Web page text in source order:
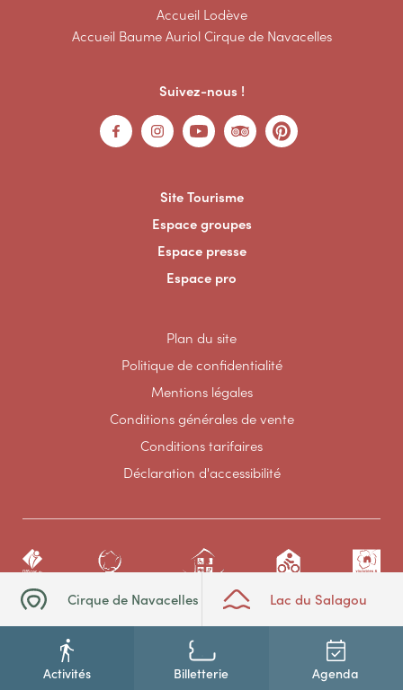
Cirque de Navacelles Lac du Salagou
Activités Billetterie Agenda
Accueil Lodève
Accueil Baume Auriol Cirque de Navacelles
Suivez-nous !
Site Tourisme
Espace groupes
Espace presse
Espace pro
Plan du site
Politique de confidentialité
Mentions légales
Conditions générales de vente
Conditions tarifaires
Déclaration d'accessibilité